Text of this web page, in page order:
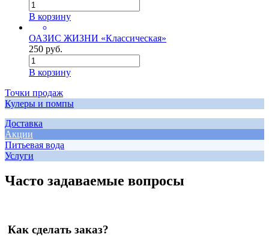
В корзину
ОАЗИС ЖИЗНИ «Классическая»
250 руб.
В корзину
Точки продаж
Кулеры и помпы
Доставка
Акции
Питьевая вода
Услуги
Часто задаваемые вопросы
Как сделать заказ?